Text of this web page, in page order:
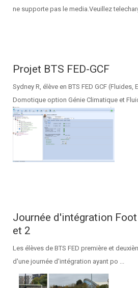
ne supporte pas le media.Veuillez
Projet BTS FED-GCF
Sydney R, élève en BTS FED GCF (Fluides,
Domotique option Génie Climatique et
Journée d'intégration Foot
et 2
Les élèves de BTS FED première et
d'une journée d'intégration ayant po ...